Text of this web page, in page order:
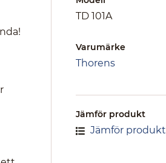
TD 101A
Varumärke
Thorens
Jämför produkt
Jämför produkt